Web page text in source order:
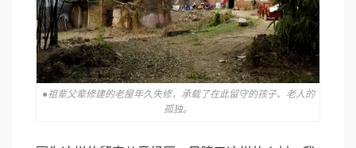
●祖辈父辈修建的老屋年久失修，承载了在此留守的孩子、老人的
孤独。